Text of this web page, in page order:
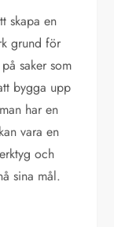
skapa en
grund för
saker som
bygga upp
har en
vara en
och
sina mål.